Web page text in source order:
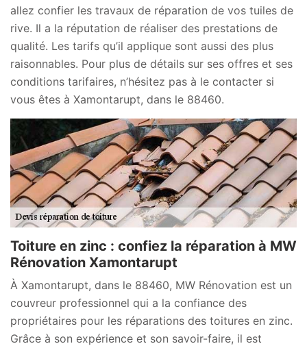
allez confier les travaux de réparation de vos tuiles de
rive. Il a la réputation de réaliser des prestations de
qualité. Les tarifs qu’il applique sont aussi des plus
raisonnables. Pour plus de détails sur ses offres et ses
conditions tarifaires, n’hésitez pas à le contacter si
vous êtes à Xamontarupt, dans le 88460.
Toiture en zinc : confiez la réparation à MW
Rénovation Xamontarupt
À Xamontarupt, dans le 88460, MW Rénovation est un
couvreur professionnel qui a la confiance des
propriétaires pour les réparations des toitures en zinc.
Grâce à son expérience et son savoir-faire, il est